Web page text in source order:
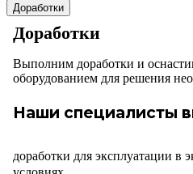
Доработки
Доработки
Выполним доработки и
оборудованием для решения
Наши специалисты
доработки для эксплуатации в